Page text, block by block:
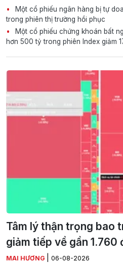
Một cổ phiếu ngân hàng bị tự
trong phiên thị trường hồi phục
Một cổ phiếu chứng khoán bất
hơn 500 tỷ trong phiên Index giảm
Tâm lý thận trọng bao
giảm tiếp về gần 1.760
MAI HƯƠNG 06-08-2026